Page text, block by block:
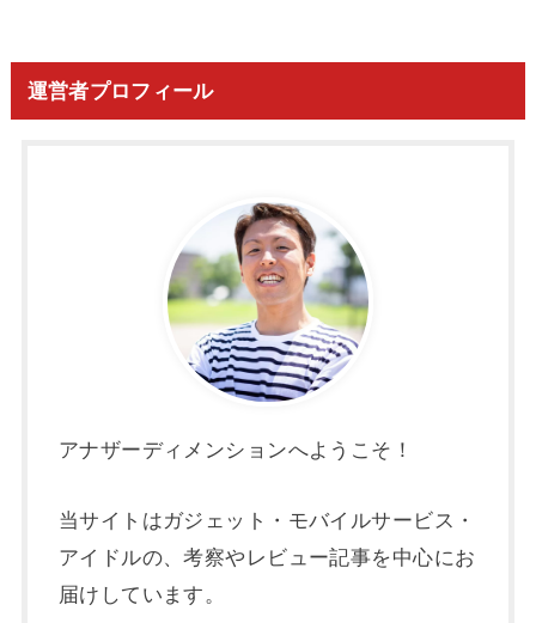
運営者プロフィール
アナザーディメンションへようこそ！
当サイトはガジェット・モバイルサービス・
アイドルの、考察やレビュー記事を中心にお
届けしています。